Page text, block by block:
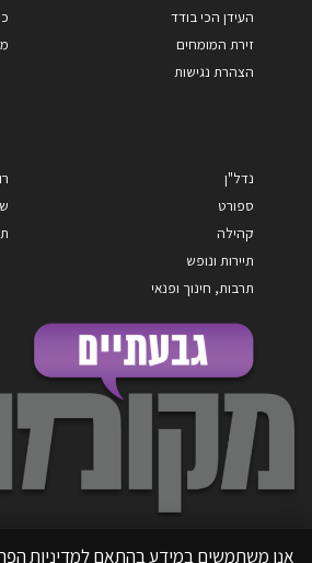
העידן הכי בודד
זירת המומחים
הצהרת נגישות
נדל"ן
ספורט
קהילה
תיירות ונופש
תרבות, חינוך ופנאי
אנו משתמשים במידע בהתאם למדיניות